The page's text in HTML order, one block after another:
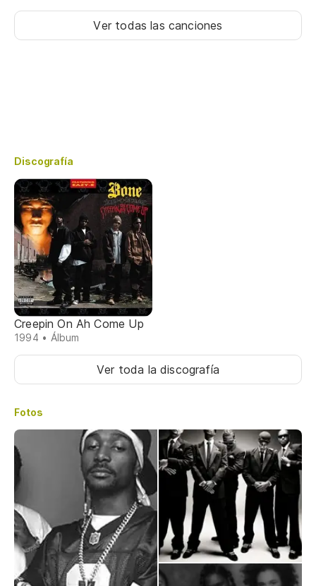
Ver todas las canciones
Discografía
Creepin On Ah Come Up
1994 • Álbum
Ver toda la discografía
Fotos